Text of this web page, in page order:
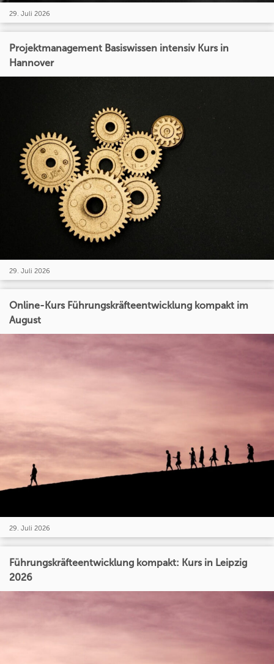
29. Juli 2026
Projektmanagement Basiswissen intensiv Kurs in
Hannover
29. Juli 2026
Online-Kurs Führungskräfteentwicklung kompakt im
August
29. Juli 2026
Führungskräfteentwicklung kompakt: Kurs in Leipzig
2026